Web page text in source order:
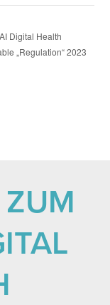
Digital Health
„Regulation“ 2023